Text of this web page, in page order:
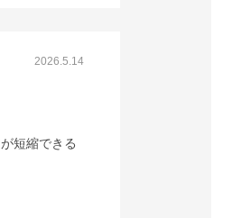
2026.5.14
短縮できる